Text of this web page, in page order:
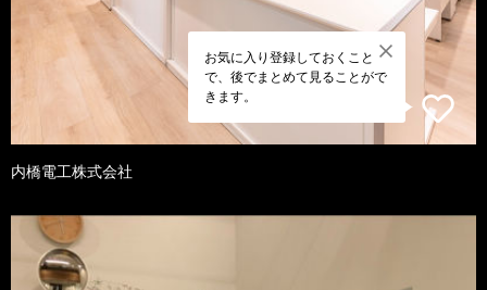
お気に入り登録しておくこと
で、後でまとめて見ることがで
きます。
内橋電工株式会社